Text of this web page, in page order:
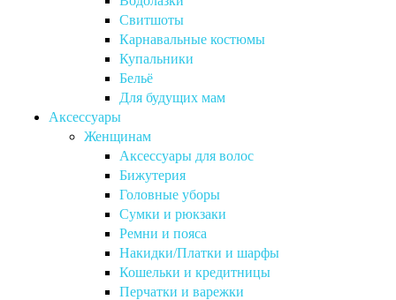
Свитшоты
Карнавальные костюмы
Купальники
Бельё
Для будущих мам
Аксессуары
Женщинам
Аксессуары для волос
Бижутерия
Головные уборы
Сумки и рюкзаки
Ремни и пояса
Накидки/Платки и шарфы
Кошельки и кредитницы
Перчатки и варежки